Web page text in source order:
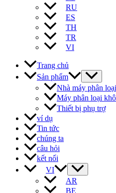
RU
ES
TH
TR
VI
Trang chủ
Sản phẩm
Nhà máy phân
Máy phân loại
Thiết bị phụ trợ
ví dụ
Tin tức
chúng ta
câu hỏi
kết nối
VI
AR
BE